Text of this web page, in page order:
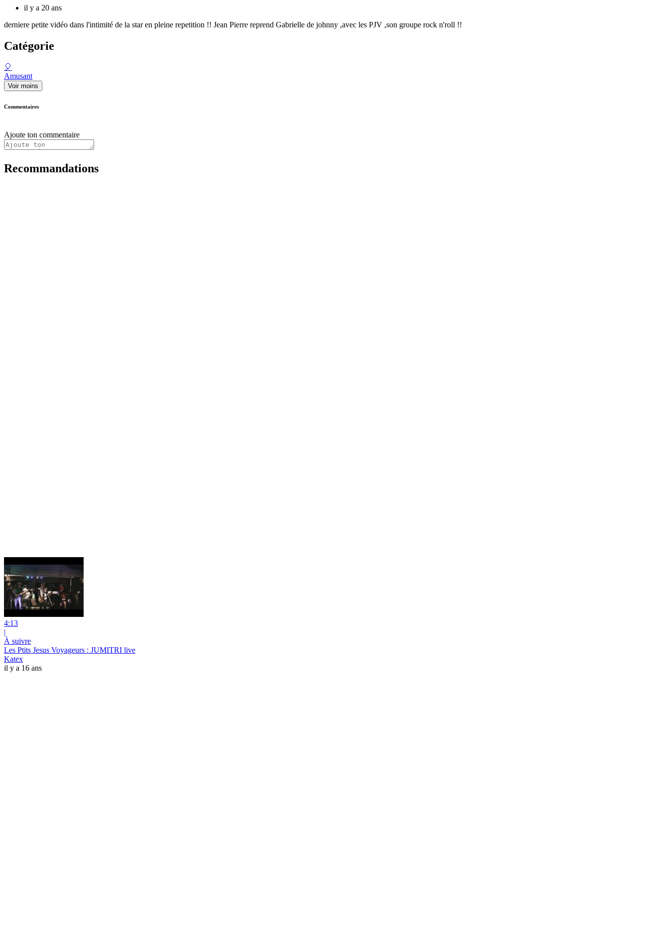
il y a 20 ans
derniere petite vidéo dans l'intimité de la star en pleine repetition !! Jean Pierre reprend Gabrielle de johnny ,avec les PJV ,son groupe rock n'roll !!
Catégorie
🎈
Amusant
Voir moins
Commentaires
Ajoute ton commentaire
Recommandations
4:13
|
À suivre
Les Ptits Jesus Voyageurs : JUMITRI live
Katex
il y a 16 ans